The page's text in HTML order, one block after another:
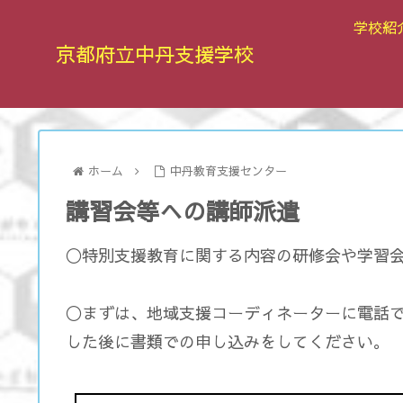
京都府立中丹支援学校
学校紹
ホーム 中丹教育支援センター
講習会等への講師派遣
◯特別支援教育に関する内容の研修会や学習
◯まずは、地域支援コーディネーターに電話
した後に書類での申し込みをしてください。